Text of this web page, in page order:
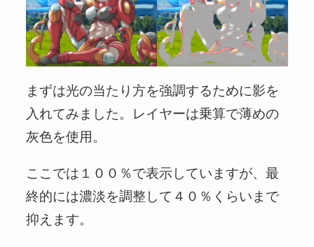
まずは光の当たり方を強調するために影を
入れてみました。レイヤーは乗算で薄めの
灰色を使用。
ここでは１００％で表示していますが、最
終的には濃淡を調整して４０％くらいまで
抑えます。